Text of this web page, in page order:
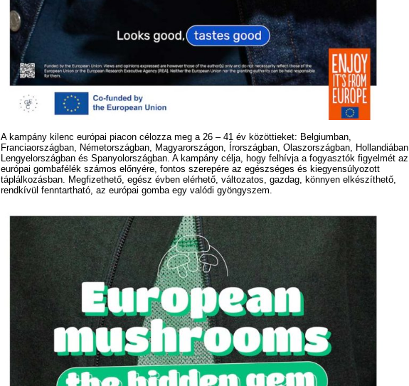
A kampány kilenc európai piacon célozza meg a 26 – 41 év közöttieket: Belgiumban,
Franciaországban, Németországban, Magyarországon, Írországban, Olaszországban,
Lengyelországban és Spanyolországban. A kampány célja, hogy felhívja a fogyasztók figyelmét az
európai gombafélék számos előnyére, fontos szerepére az egészséges és kiegyensúlyozott
táplálkozásban. Megfizethető, egész évben elérhető, változatos, gazdag, könnyen elkészíthető,
rendkívül fenntartható, az európai gomba egy valódi gyöngyszem.